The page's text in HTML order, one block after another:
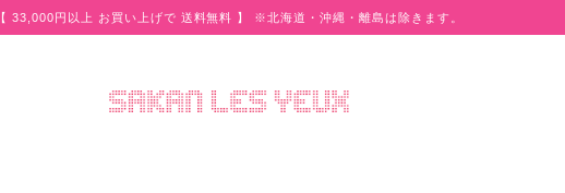
【 33,000円以上 お買い上げで 送料無料 】 ※北海道・沖縄・離島は除きます。